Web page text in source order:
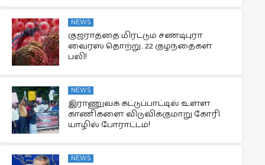
NEWS
குஜராத்தை மிரட்டும் சண்டிபுரா
வைரஸ் தொற்று.. 22 குழந்தைகள்
பலி!
NEWS
இராணுவக் கட்டுப்பாட்டில் உள்ள
காணிகளை விடுவிக்குமாறு கோரி
யாழில் போராட்டம்!
NEWS